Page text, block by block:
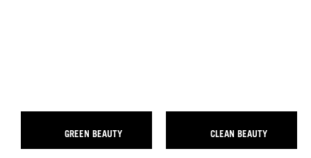
GREEN BEAUTY CLEAN BEAUTY